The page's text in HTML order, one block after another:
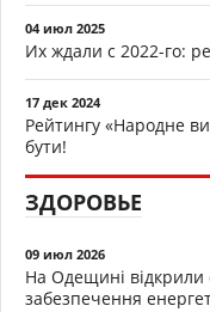
04 июл 2025
Их ждали с 2022-го:
17 дек 2024
Рейтингу «Народне
бути!
ЗДОРОВЬЕ
09 июл 2026
На Одещині відкрили
забезпечення